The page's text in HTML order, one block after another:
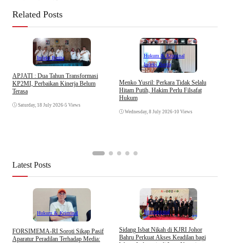
Related Posts
Indeks Berita
APJATI : Dua Tahun Transformasi
KP2MI, Perbaikan Kinerja Belum
Terasa
Saturday, 18 July 2026•5 Views
Hukum & Kriminal
Indeks Berita
Menko Yusril: Perkara Tidak Selalu
Hitam Putih, Hakim Perlu Filsafat
Hukum
Wednesday, 8 July 2026•10 Views
Latest Posts
Hukum & Kriminal
​FORSIMEMA-RI Soroti Sikap Pasif
Aparatur Peradilan Terhadap Media:
Internasional
Sidang Isbat Nikah di KJRI Johor
Bahru Perkuat Akses Keadilan bagi